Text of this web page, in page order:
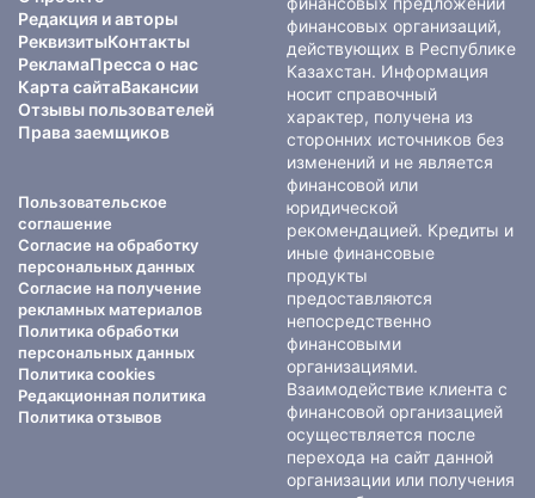
Редакция и авторы
РеквизитыКонтакты
РекламаПресса о нас
Карта сайтаВакансии
Отзывы пользователей
Права заемщиков
Пользовательское
соглашение
Согласие на обработку
персональных данных
Согласие на получение
рекламных материалов
Политика обработки
персональных данных
Политика cookies
Редакционная политика
Политика отзывов
финансовых организаций,
действующих в Республике
Казахстан. Информация
носит справочный
характер, получена из
сторонних источников без
изменений и не является
финансовой или
юридической
рекомендацией. Кредиты и
иные финансовые
продукты
предоставляются
непосредственно
финансовыми
организациями.
Взаимодействие клиента с
финансовой организацией
осуществляется после
перехода на сайт данной
организации или получения